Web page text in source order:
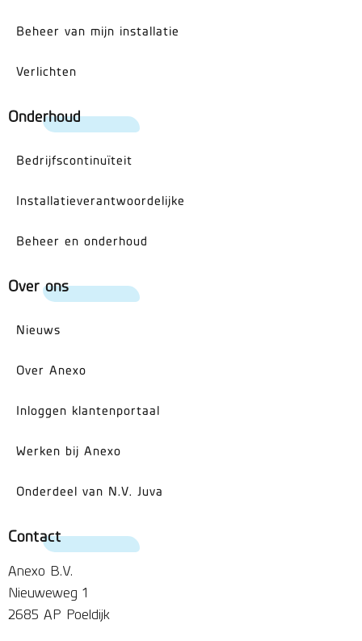
Beheer van mijn installatie
Verlichten
Onderhoud
Bedrijfscontinuïteit
Installatieverantwoordelijke
Beheer en onderhoud
Over ons
Nieuws
Over Anexo
Inloggen klantenportaal
Werken bij Anexo
Onderdeel van N.V. Juva
Contact
Anexo B.V.
Nieuweweg 1
2685 AP Poeldijk